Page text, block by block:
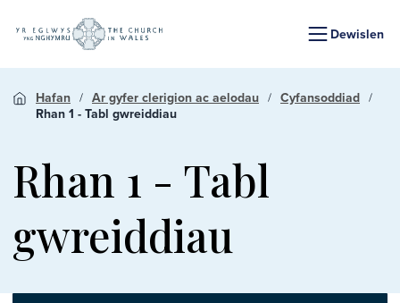
Dewislen
Hafan Ar gyfer clerigion ac aelodau
Cyfansoddiad
Rhan 1 - Tabl gwreiddiau
Rhan 1 - Tabl
gwreiddiau